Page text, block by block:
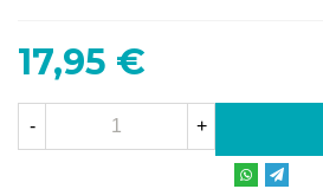
17,95 €
- +